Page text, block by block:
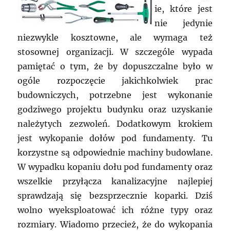
ie, które jest
nie jedynie
niezwykle kosztowne, ale wymaga też
stosownej organizacji. W szczególe wypada
pamiętać o tym, że by dopuszczalne było w
ogóle rozpoczęcie jakichkolwiek prac
budowniczych, potrzebne jest wykonanie
godziwego projektu budynku oraz uzyskanie
należytych zezwoleń. Dodatkowym krokiem
jest wykopanie dołów pod fundamenty. Tu
korzystne są odpowiednie machiny budowlane.
W wypadku kopaniu dołu pod fundamenty oraz
wszelkie przyłącza kanalizacyjne najlepiej
sprawdzają się bezsprzecznie koparki. Dziś
wolno wyeksploatować ich różne typy oraz
rozmiary. Wiadomo przecież, że do wykopania